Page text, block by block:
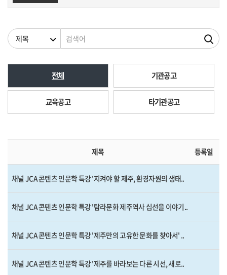
검색조건 검색어
전체 기관공고
교육공고 타기관공고
제목 등록일
채널 JCA 콘텐츠 인문학 특강 '지켜야 할 제주, 환경자원의 생태..
채널 JCA 콘텐츠 인문학 특강 '탐라문화 제주역사 십선을 이야기..
채널 JCA 콘텐츠 인문학 특강 '제주만의 고유한 문화를 찾아서' ..
채널 JCA 콘텐츠 인문학 특강 '제주를 바라보는 다른 시선, 새로..